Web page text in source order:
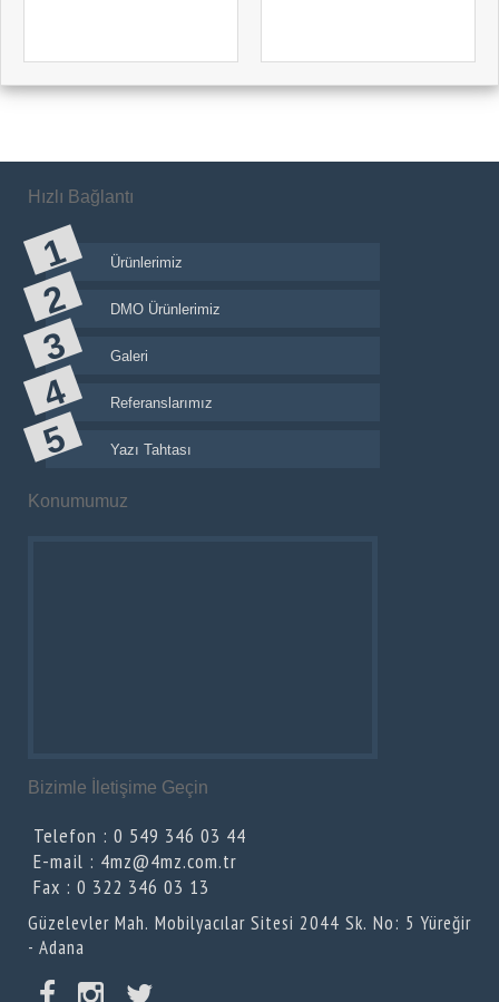
Hızlı Bağlantı
Ürünlerimiz
DMO Ürünlerimiz
Galeri
Referanslarımız
Yazı Tahtası
Konumumuz
Bizimle İletişime Geçin
Telefon : 0 549 346 03 44
E-mail : 4mz@4mz.com.tr
Fax : 0 322 346 03 13
Güzelevler Mah. Mobilyacılar Sitesi 2044 Sk. No: 5 Yüreğir
- Adana